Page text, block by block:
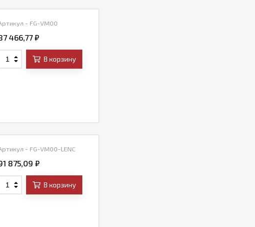
- FG-VM00
466,77 ₽
В корзину
- FG-VM00-LENC
875,09 ₽
В корзину